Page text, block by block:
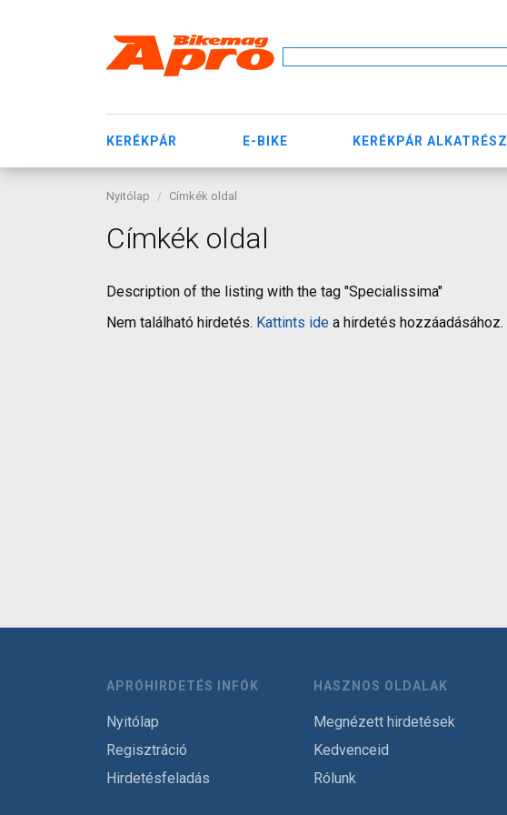
KERÉKPÁR E-BIKE KERÉKPÁR ALKATRÉSZ
Nyitólap Címkék oldal
Címkék oldal
Description of the listing with the tag "Specialissima"
Nem található hirdetés. Kattints ide a hirdetés hozzáadásához.
APRÓHIRDETÉS INFÓK
Nyitólap
Regisztráció
Hirdetésfeladás
HASZNOS OLDALAK
Megnézett hirdetések
Kedvenceid
Rólunk